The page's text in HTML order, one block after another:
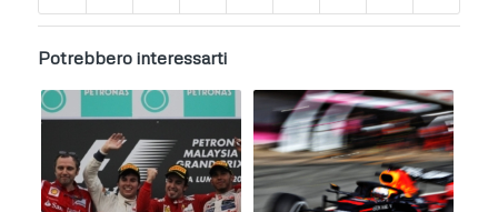
Potrebbero interessarti